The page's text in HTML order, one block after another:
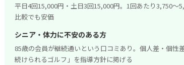
平日4回15,000円・土日3回15,000円。1回あたり3,750〜
比較でも安価
シニア・体力に不安のある方
85歳の会員が継続通いという口コミあり。個人差・個性
続けられるゴルフ」を指導方針に掲げる